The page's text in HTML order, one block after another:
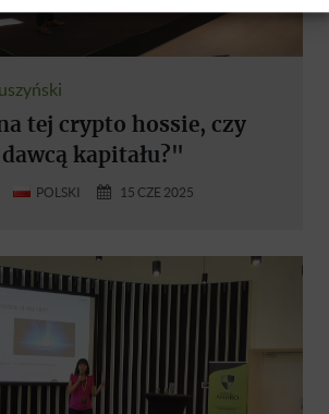
tej crypto hossie, czy
kapitału?"
POLSKI 15 CZE 2025